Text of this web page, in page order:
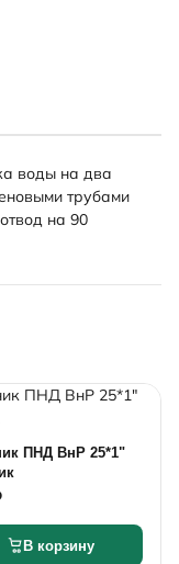
воды на два
трубами
на 90
ПНД ВнР 25*1"
В корзину